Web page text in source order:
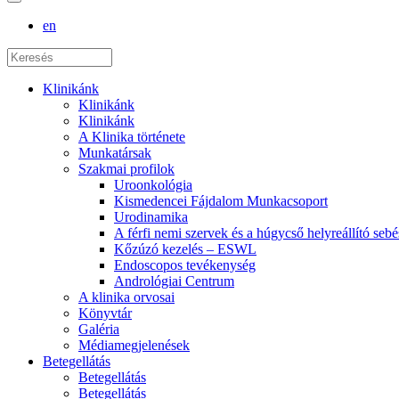
en
Klinikánk
Klinikánk
Klinikánk
A Klinika története
Munkatársak
Szakmai profilok
Uroonkológia
Kismedencei Fájdalom Munkacsoport
Urodinamika
A férfi nemi szervek és a húgycső helyreállító
Kőzúzó kezelés – ESWL
Endoscopos tevékenység
Andrológiai Centrum
A klinika orvosai
Könyvtár
Galéria
Médiamegjelenések
Betegellátás
Betegellátás
Betegellátás